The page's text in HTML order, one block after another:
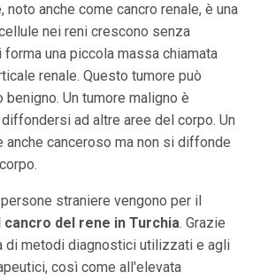
noto anche come cancro renale, è una
nei reni crescono senza
una piccola massa chiamata
renale. Questo tumore può
Un tumore maligno è
ad altre aree del corpo. Un
anche canceroso ma non si diffonde
straniere vengono per il
del rene in Turchia. Grazie
di metodi diagnostici utilizzati e agli
così come all'elevata